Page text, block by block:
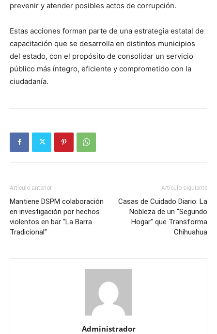
prevenir y atender posibles actos de corrupción.
Estas acciones forman parte de una estrategia estatal de
capacitación que se desarrolla en distintos municipios
del estado, con el propósito de consolidar un servicio
público más íntegro, eficiente y comprometido con la
ciudadanía.
Artículo anterior
Mantiene DSPM colaboración
en investigación por hechos
violentos en bar “La Barra
Tradicional”
Artículo siguiente
Casas de Cuidado Diario: La
Nobleza de un “Segundo
Hogar” que Transforma
Chihuahua
Administrador